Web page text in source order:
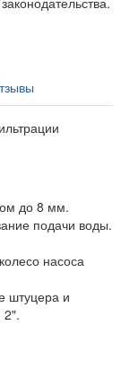
до 8 мм.
подачи воды.
насоса
штуцера и
2".